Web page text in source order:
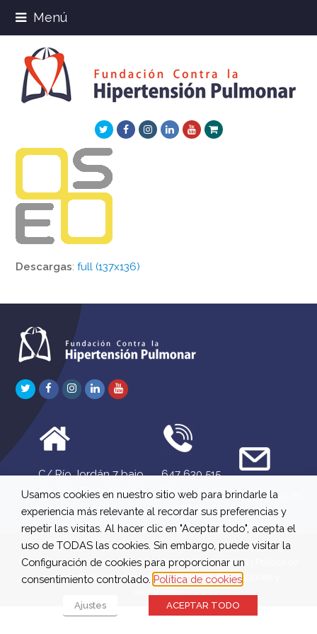
Menú
TwitterFacebookInstagram
LinkedInYoutube
Xing
Descargas:full (137x136)
TwitterFacebook
Instagram
LinkedInYoutube
C/ Río Jordán 7 bajo
A 28981 Parla Madrid
647 630 515
661 73 42 04
613 22 15 27
info@fchp.es
© 2026 Fundación Contra la Hipertensión Pulmonar
Registro de Actividades|Términos legales|Aviso Legal
privacidad|Política de cookies|Política de devoluciones y
Usamos cookies en nuestro sitio web para brindarle la
experiencia más relevante al recordar sus preferencias y
repetir las visitas. Al hacer clic en "Aceptar todo", acepta el
uso de TODAS las cookies. Sin embargo, puede visitar la
Configuración de cookies para proporcionar un
consentimiento controlado. Política de cookies
Ajustes ACEPTAR TODO